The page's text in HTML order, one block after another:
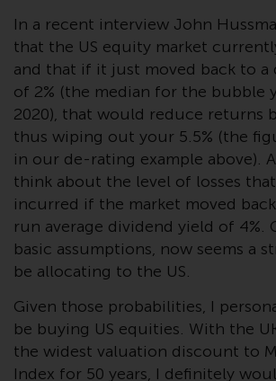
und andere
Teilfonds werden jedoch
absichtlich an Personen in
Ländern verteilt, in denen
solche Verteilung gegen
Gesetze oder Vorschriften
verstoßen würde.
Informationen für
USA
Diese Website ist weder
Angebot zum Verkauf
Aufforderung zur
privaten oder
In a recent interview John
that the US equity market
and that if it just moved back to a
of 2% (the median for the bubble
2020), that would reduce returns
thus wiping out your 5.5% (the
in our de-rating example above).
think about the level of losses
incurred if the market moved
run average dividend yield of 4%.
basic assumptions, now seems a
be allocating to the US.
Given those probabilities, I
be buying US equities. With the
the widest valuation discount to
Index for 50 years, I definitely